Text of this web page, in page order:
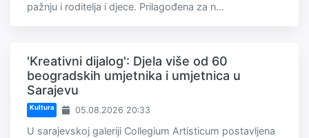
pažnju i roditelja i djece. Prilagođena za n...
'Kreativni dijalog': Djela više od 60
beogradskih umjetnika i umjetnica u
Sarajevu
Kultura 05.08.2026 20:33
U sarajevskoj galeriji Collegium Artisticum postavljena